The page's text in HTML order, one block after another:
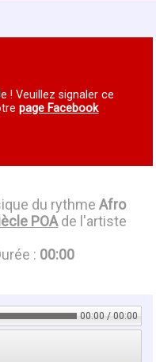
! Veuillez signaler ce
page Facebook
du rythmeAfro
POAde l'artiste
: 00:00
00:00 / 00:00